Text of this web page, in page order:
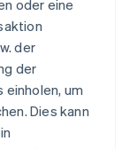
oder eine
der
der
einholen, um
Dies kann